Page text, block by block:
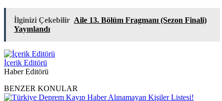
İlginizi Çekebilir Aile 13. Bölüm Fragmanı (Sezon Finali)
Yayınlandı
İçerik Editörü
Haber Editörü
BENZER KONULAR